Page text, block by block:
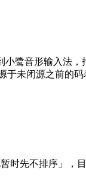
鹭音形输入法
于未闭源之前的码
时先不排序」